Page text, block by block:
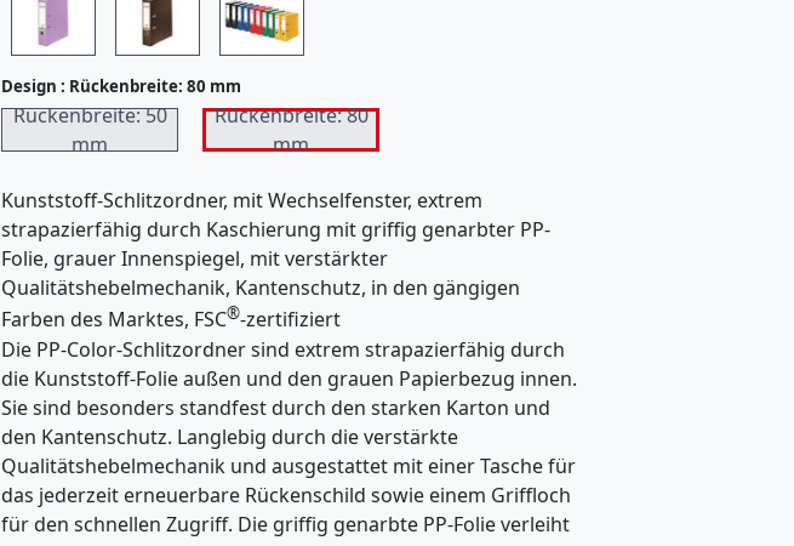
Design : Rückenbreite: 80 mm
Rückenbreite: 50
mm
Rückenbreite: 80
mm
Kunststoff-Schlitzordner, mit Wechselfenster, extrem
strapazierfähig durch Kaschierung mit griffig genarbter PP-
Folie, grauer Innenspiegel, mit verstärkter
Qualitätshebelmechanik, Kantenschutz, in den gängigen
Farben des Marktes, FSC®-zertifiziert
Die PP-Color-Schlitzordner sind extrem strapazierfähig durch
die Kunststoff-Folie außen und den grauen Papierbezug innen.
Sie sind besonders standfest durch den starken Karton und
den Kantenschutz. Langlebig durch die verstärkte
Qualitätshebelmechanik und ausgestattet mit einer Tasche für
das jederzeit erneuerbare Rückenschild sowie einem Griffloch
für den schnellen Zugriff. Die griffig genarbte PP-Folie verleiht